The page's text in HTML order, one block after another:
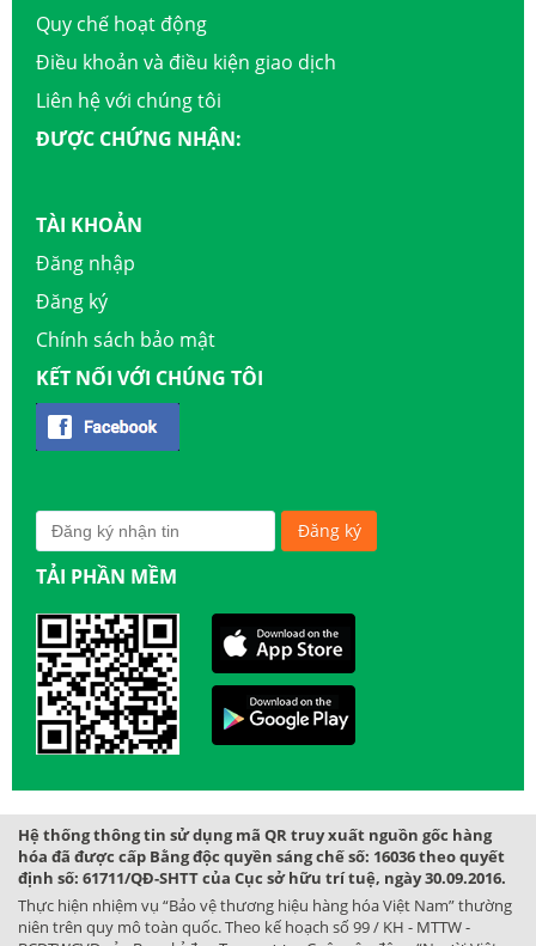
Quy chế hoạt động
Điều khoản và điều kiện giao dịch
Liên hệ với chúng tôi
ĐƯỢC CHỨNG NHẬN:
TÀI KHOẢN
Đăng nhập
Đăng ký
Chính sách bảo mật
KẾT NỐI VỚI CHÚNG TÔI
TẢI PHẦN MỀM
Hệ thống thông tin sử dụng mã QR truy xuất nguồn gốc hàng
hóa đã được cấp Bằng độc quyền sáng chế số: 16036 theo quyết
định số: 61711/QĐ-SHTT của Cục sở hữu trí tuệ, ngày 30.09.2016.
Thực hiện nhiệm vụ “Bảo vệ thương hiệu hàng hóa Việt Nam” thường
niên trên quy mô toàn quốc. Theo kế hoạch số 99 / KH - MTTW -